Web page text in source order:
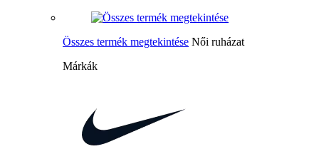
Összes termék megtekintése Női ruházat
Márkák